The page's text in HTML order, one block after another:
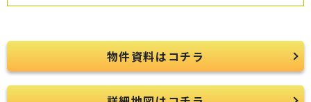
物件資料はコチラ